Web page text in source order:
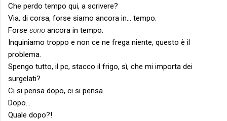
Che perdo tempo qui, a scrivere?
Via, di corsa, forse siamo ancora in… tempo.
Forse sono ancora in tempo.
Inquiniamo troppo e non ce ne frega niente, questo è il
problema.
Spengo tutto, il pc, stacco il frigo, sì, che mi importa dei
surgelati?
Ci si pensa dopo, ci si pensa.
Dopo…
Quale dopo?!